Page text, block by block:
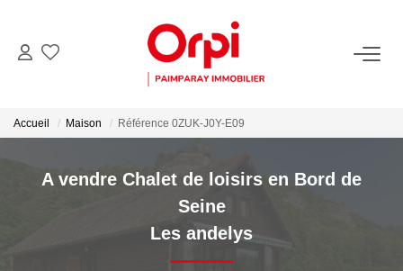
PARRAINER UN PROCHE
Accueil Maison Référence 0ZUK-J0Y-E09
A vendre Chalet de loisirs en Bord de
Seine
Les andelys